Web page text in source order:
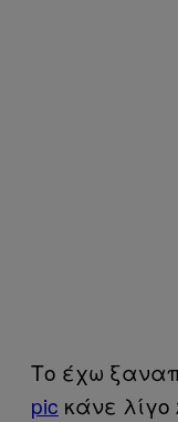
Το έχω
pic κάνε